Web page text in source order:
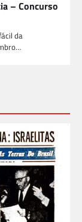
– Concurso
da